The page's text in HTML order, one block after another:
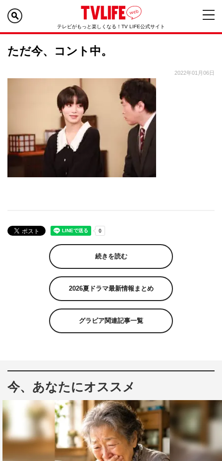
テレビがもっと楽しくなる！TV LIFE公式サイト
ただ今、コント中。
2022年01月06日
続きを読む
2026夏ドラマ最新情報まとめ
グラビア関連記事一覧
今、あなたにオススメ